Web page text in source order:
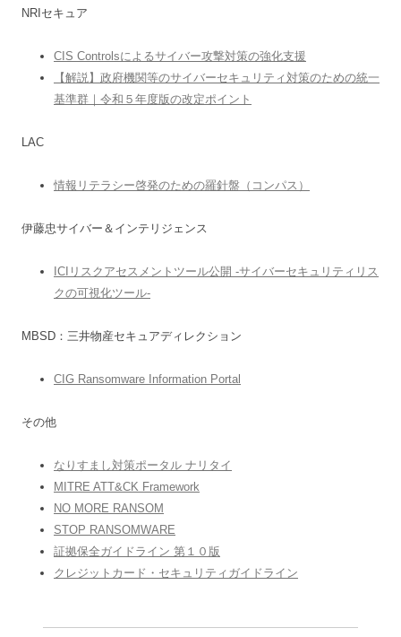
NRIセキュア
CIS Controlsによるサイバー攻撃対策の強化支援
【解説】政府機関等のサイバーセキュリティ対策のための統一
基準群｜令和５年度版の改定ポイント
LAC
情報リテラシー啓発のための羅針盤（コンパス）
伊藤忠サイバー＆インテリジェンス
ICIリスクアセスメントツール公開 -サイバーセキュリティリス
クの可視化ツール-
MBSD：三井物産セキュアディレクション
CIG Ransomware Information Portal
その他
なりすまし対策ポータル ナリタイ
MITRE ATT&CK Framework
NO MORE RANSOM
STOP RANSOMWARE
証拠保全ガイドライン 第１０版
クレジットカード・セキュリティガイドライン